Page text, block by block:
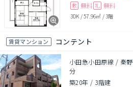
敷 無料 礼 無料
3DK /57.96㎡ /3階
賃貸マンション コンテント
小田急小田原線 / 秦
分
築20年 / 3階建